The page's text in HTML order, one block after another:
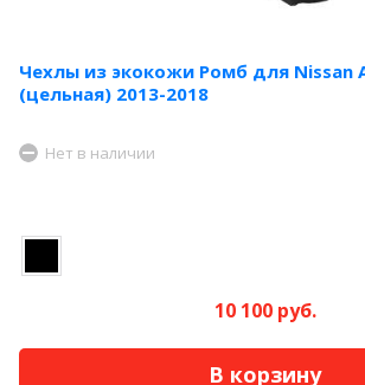
Чехлы из экокожи Ромб для Nissan
(цельная) 2013-2018
Нет в наличии
10 100 руб.
В корзину